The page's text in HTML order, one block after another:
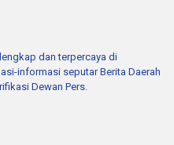
dan terpercaya di
informasi seputar Berita Daerah
Dewan Pers.